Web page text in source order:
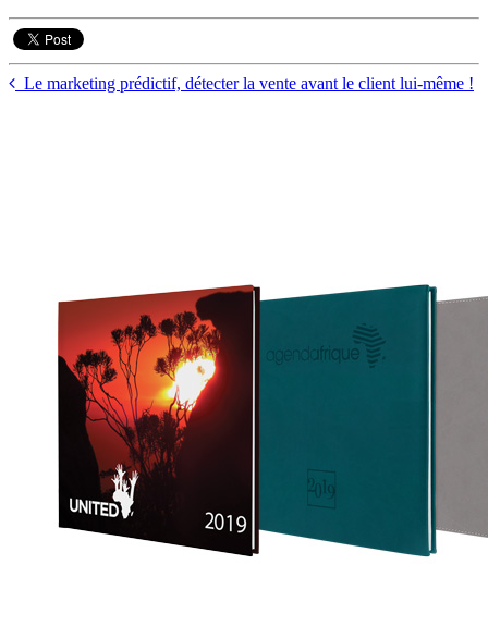
Le marketing prédictif, détecter la vente avant le client lui-même !